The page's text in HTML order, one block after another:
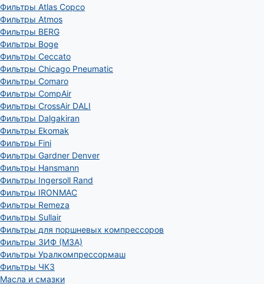
Фильтры Atlas Copco
Фильтры Atmos
Фильтры BERG
Фильтры Boge
Фильтры Ceccato
Фильтры Chicago Pneumatic
Фильтры Comaro
Фильтры CompAir
Фильтры CrossAir DALI
Фильтры Dalgakiran
Фильтры Ekomak
Фильтры Fini
Фильтры Gardner Denver
Фильтры Hansmann
Фильтры Ingersoll Rand
Фильтры IRONMAC
Фильтры Remeza
Фильтры Sullair
Фильтры для поршневых компрессоров
Фильтры ЗИФ (МЗА)
Фильтры Уралкомпрессормаш
Фильтры ЧКЗ
Масла и смазки